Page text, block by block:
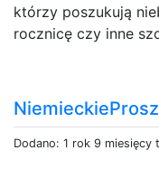
którzy poszukują
rocznicę czy inne
Dodano: 1 rok 9 miesięcy